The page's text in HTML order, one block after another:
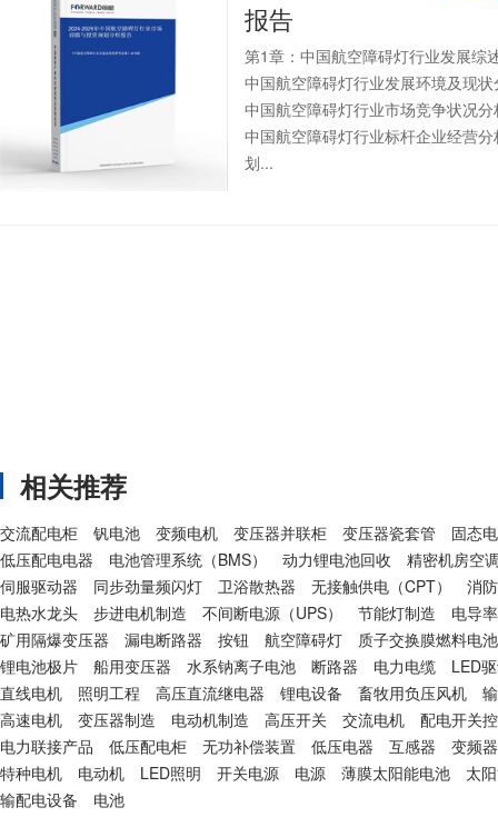
报告
第1章：中国航空障碍灯行业发展综
中国航空障碍灯行业发展环境及现
中国航空障碍灯行业市场竞争状况
中国航空障碍灯行业标杆企业经营
划...
相关推荐
交流配电柜 钒电池 变频电机 变压器并联柜 变压器瓷套管
固态
低压配电电器
电池管理系统（BMS） 动力锂电池回收
精密机房空
伺服驱动器
同步劲量频闪灯 卫浴散热器 无接触供电（CPT）
消
电热水龙头
步进电机制造 不间断电源（UPS） 节能灯制造
电导
矿用隔爆变压器
漏电断路器 按钮 航空障碍灯
质子交换膜燃料电池
锂电池极片
船用变压器 水系钠离子电池 断路器 电力电缆
LED
直线电机
照明工程 高压直流继电器 锂电设备 畜牧用负压风机
高速电机
变压器制造 电动机制造 高压开关 交流电机
配电开关
电力联接产品
低压配电柜 无功补偿装置 低压电器 互感器
变频器
特种电机
电动机 LED照明 开关电源 电源 薄膜太阳能电池
太
输配电设备
电池